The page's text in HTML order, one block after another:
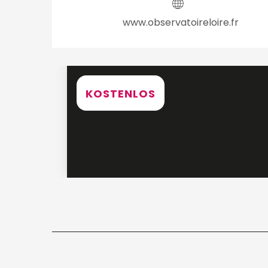
www.observatoireloire.fr
KOSTENLOS